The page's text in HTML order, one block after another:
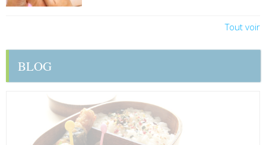
Tout voir
BLOG